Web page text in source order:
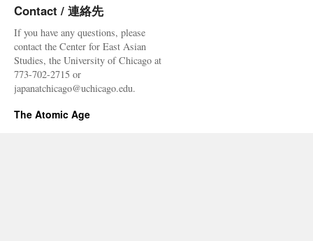
Contact / 連絡先
If you have any questions, please
contact the Center for East Asian
Studies, the University of Chicago at
773-702-2715 or
japanatchicago@uchicago.edu.
The Atomic Age